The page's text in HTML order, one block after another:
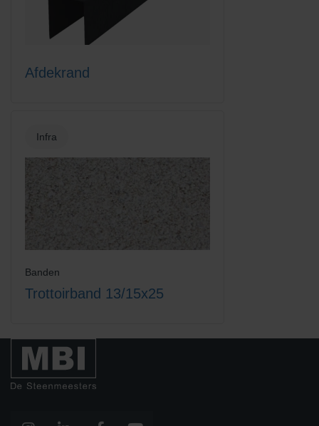
Afdekrand
Infra
Banden
Trottoirband 13/15x25